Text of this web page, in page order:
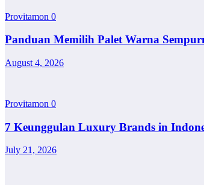
Provitamon 0
Panduan Memilih Palet Warna
August 4, 2026
Provitamon 0
7 Keunggulan Luxury Brands in
July 21, 2026